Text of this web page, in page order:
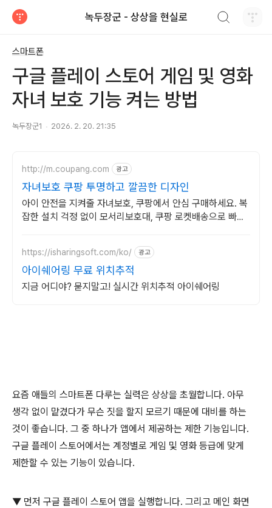
녹두장군 - 상상을 현실로
스마트폰
구글 플레이 스토어 게임 및 영화
자녀 보호 기능 켜는 방법
녹두장군1 2026. 2. 20. 21:35
http://m.coupang.com 광고
자녀보호 쿠팡 투명하고 깔끔한 디자인
아이 안전을 지켜줄 자녀보호, 쿠팡에서 안심 구매하세요. 복
잡한 설치 걱정 없이 모서리보호대, 쿠팡 로켓배송으로 빠르
https://isharingsoft.com/ko/ 광고
아이쉐어링 무료 위치추적
지금 어디야? 묻지말고! 실시간 위치추적 아이쉐어링
요즘 애들의 스마트폰 다루는 실력은 상상을 초월합니다. 아무
생각 없이 맡겼다가 무슨 짓을 할지 모르기 때문에 대비를 하는
것이 좋습니다. 그 중 하나가 앱에서 제공하는 제한 기능입니다.
구글 플레이 스토어에서는 계정별로 게임 및 영화 등급에 맞게
제한할 수 있는 기능이 있습니다.
▼ 먼저 구글 플레이 스토어 앱을 실행합니다. 그리고 메인 화면